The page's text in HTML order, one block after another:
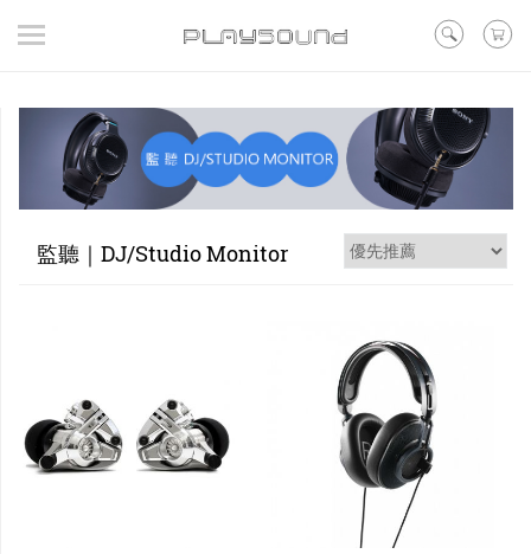
登入
/ 聯絡我們
▼好評預購
▼新品
品牌
黑膠
訊源DAC耳擴
監聽｜DJ/Studio Monitor